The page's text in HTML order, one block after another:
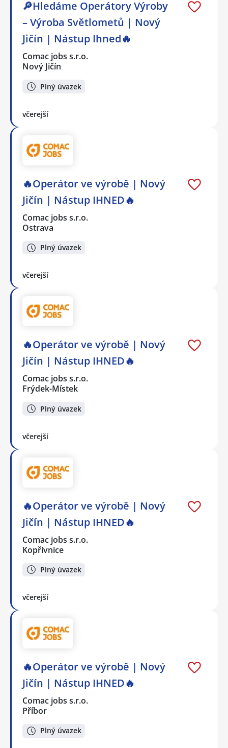
🔎Hledáme Operátory Výroby
– Výroba Světlometů | Nový
Jičín | Nástup Ihned🔥
Comac jobs s.r.o.
Nový Jičín
Plný úvazek
včerejší
🔥Operátor ve výrobě | Nový
Jičín | Nástup IHNED🔥
Comac jobs s.r.o.
Ostrava
Plný úvazek
včerejší
🔥Operátor ve výrobě | Nový
Jičín | Nástup IHNED🔥
Comac jobs s.r.o.
Frýdek-Místek
Plný úvazek
včerejší
🔥Operátor ve výrobě | Nový
Jičín | Nástup IHNED🔥
Comac jobs s.r.o.
Kopřivnice
Plný úvazek
včerejší
🔥Operátor ve výrobě | Nový
Jičín | Nástup IHNED🔥
Comac jobs s.r.o.
Příbor
Plný úvazek